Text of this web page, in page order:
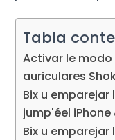
Tabla
Activar le
auriculares
Bix u emparejar
jump'éel iPhone
Bix u emparejar